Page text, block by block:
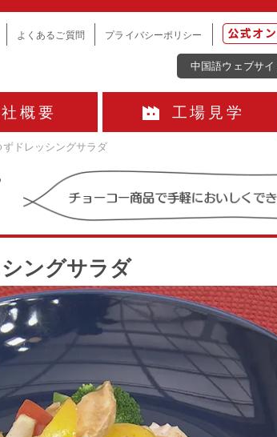
よくあるご質問 プライバシーポリシー
中国語ウェブサイ
概要 工場見学
ドレッシングサラダ
ングサラダ